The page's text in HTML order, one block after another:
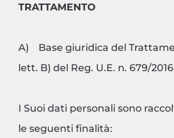
TRATTAMENTO
A) Base giuridica del
lett. B) del Reg. U.E. n. 679/2016
I Suoi dati personali sono
le seguenti finalità: